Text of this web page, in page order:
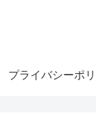
プライバシーポ